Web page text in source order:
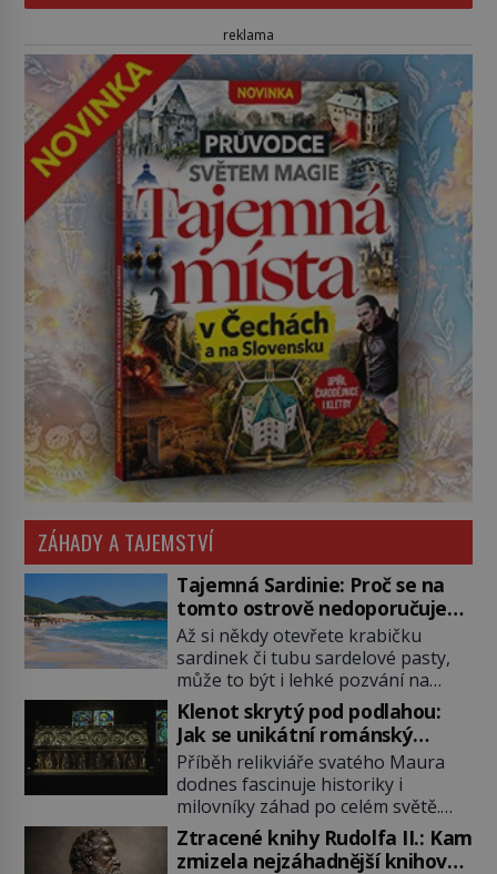
reklama
ZÁHADY A TAJEMSTVÍ
Tajemná Sardinie: Proč se na
tomto ostrově nedoporučuje
pytlovat „mořské brambory“?
Až si někdy otevřete krabičku
sardinek či tubu sardelové pasty,
může to být i lehké pozvání na
cestu do srdce Středozemního
moře, na ostrov hrdých Sardů.
Věděli jste, že to byl právě italský
ostrov Sardinie, jenž těmto
produktům moře propůjčil své
jméno. Co dalšího je pro Sardinii
typické a pro Středoevropana
zajímavé? Na mapách má […]
Klenot skrytý pod podlahou:
Jak se unikátní románský
poklad dostal do zapadlého
Bečova?
Příběh relikviáře svatého Maura
dodnes fascinuje historiky i
milovníky záhad po celém světě.
Tato románská zlatnická památka
ze 13. století je po českých
Ztracené knihy Rudolfa II.: Kam
zmizela nejzáhadnější knihovna